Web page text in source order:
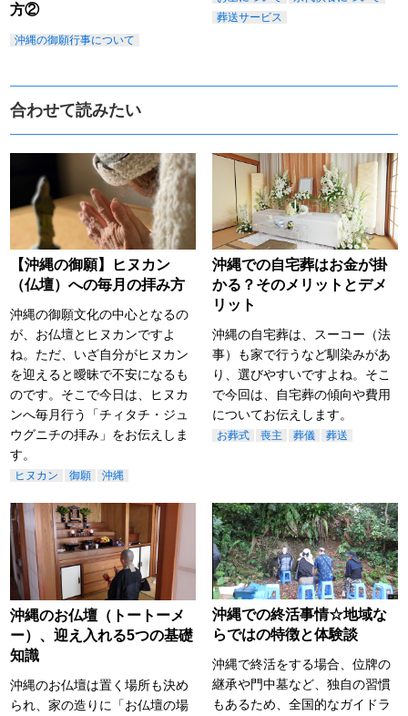
方②
沖縄の御願行事について
葬送サービス
合わせて読みたい
【沖縄の御願】ヒヌカン
（仏壇）への毎月の拝み方
沖縄の御願文化の中心となるの
が、お仏壇とヒヌカンですよ
ね。ただ、いざ自分がヒヌカン
を迎えると曖昧で不安になるも
のです。そこで今日は、ヒヌカ
ンへ毎月行う「チィタチ・ジュ
ウグニチの拝み」をお伝えしま
す。
ヒヌカン 御願 沖縄
沖縄での自宅葬はお金が掛
かる？そのメリットとデメ
リット
沖縄の自宅葬は、スーコー（法
事）も家で行うなど馴染みがあ
り、選びやすいですよね。そこ
で今回は、自宅葬の傾向や費用
についてお伝えします。
お葬式 喪主 葬儀 葬送
沖縄のお仏壇（トートーメ
ー）、迎え入れる5つの基礎
知識
沖縄のお仏壇は置く場所も決め
られ、家の造りに「お仏壇の場
沖縄での終活事情☆地域な
らではの特徴と体験談
沖縄で終活をする場合、位牌の
継承や門中墓など、独自の習慣
もあるため、全国的なガイドラ